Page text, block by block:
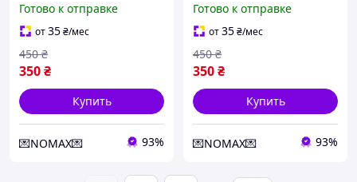
продлевающей смазкой и
ароматом ванили Olo
Gold Indian 10 штук Talla
Готово к отправке
от35₴/мес
350₴
450 ₴
Купить
💌NOMAX💌 93%
ароматом ванили Olo
RedGold 10 штук BRASIL
Готово к отправке
от35₴/мес
350₴
450 ₴
Купить
💌NOMAX💌 93%